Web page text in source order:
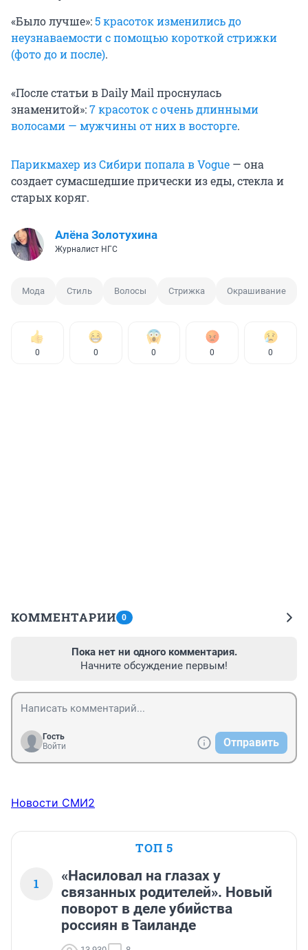
«Было лучше»:5 красоток изменились до
неузнаваемости с помощью короткой стрижки
(фото до и после).
«После статьи в Daily Mail проснулась
знаменитой»:7 красоток с очень длинными
волосами — мужчины от них в восторге.
Парикмахер из Сибири попала в Vogue — она
создает сумасшедшие прически из еды, стекла и
старых коряг.
Алёна Золотухина
Журналист НГС
Мода Стиль Волосы Стрижка Окрашивание
0 0 0 0 0
КОММЕНТАРИИ 0
Пока нет ни одного комментария.
Начните обсуждение первым!
Гость
Войти
Отправить
Новости СМИ2
ТОП 5
1
«Насиловал на глазах у
связанных родителей». Новый
поворот в деле убийства
россиян в Таиланде